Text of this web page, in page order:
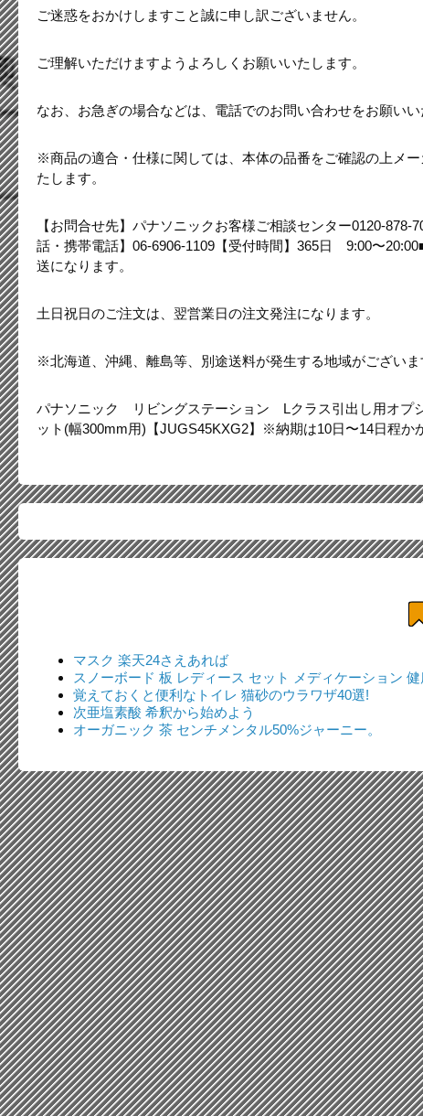
ご迷惑をおかけしますこと誠に申し訳ございません。
ご理解いただけますようよろしくお願いいたします。
なお、お急ぎの場合などは、電話でのお問い合わせをお願いい
※商品の適合・仕様に関しては、本体の品番をご確認の上メ
たします。
【お問合せ先】パナソニックお客様ご相談センター0120-878-
話・携帯電話】06-6906-1109【受付時間】365日 9:00〜
送になります。
土日祝日のご注文は、翌営業日の注文発注になります。
※北海道、沖縄、離島等、別途送料が発生する地域がございま
パナソニック リビングステーション Lクラス引出し用オプ
ット(幅300mm用)【JUGS45KXG2】※納期は10日〜14日程か
マスク 楽天24さえあれば
スノーボード 板 レディース セット メディケーション
覚えておくと便利なトイレ 猫砂のウラワザ40選!
次亜塩素酸 希釈から始めよう
オーガニック 茶 センチメンタル50%ジャーニー。